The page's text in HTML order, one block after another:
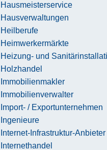
Hausmeisterservice
Hausverwaltungen
Heilberufe
Heimwerkermärkte
Heizung- und
Holzhandel
Immobilienmakler
Immobilienverwalter
Import- / Exportunternehmen
Ingenieure
Internet-Infrastruktur-Anbieter
Internethandel